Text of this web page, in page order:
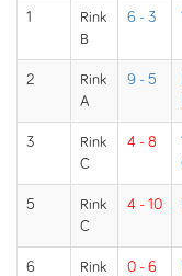
1
Rink
B
6 - 3
2
Rink
A
9 - 5
3
Rink
C
4 - 8
5
Rink
C
4 - 10
6
Rink
0 - 6